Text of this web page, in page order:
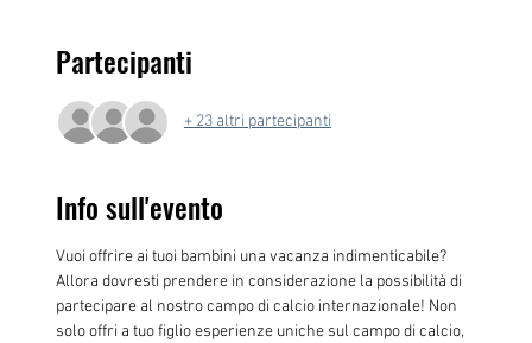
Partecipanti
+ 23 altri partecipanti
Info sull'evento
Vuoi offrire ai tuoi bambini una vacanza indimenticabile?
Allora dovresti prendere in considerazione la possibilità di
partecipare al nostro campo di calcio internazionale! Non
solo offri a tuo figlio esperienze uniche sul campo di calcio,